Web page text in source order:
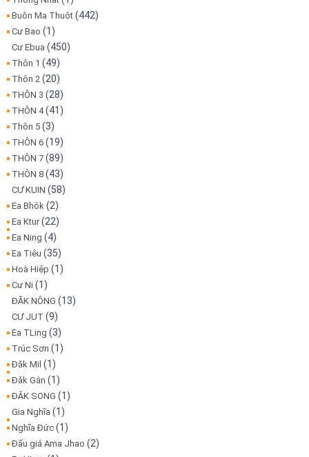
Buôn Ma Thuột (442)
Cư Bao (1)
Cư Ebua (450)
Thôn 1 (49)
Thôn 2 (20)
THÔN 3 (28)
THÔN 4(41)
Thôn 5 (3)
THÔN 6 (19)
THÔN 7 (89)
THÔN 8 (43)
CƯ KUIN (58)
Ea Bhôk (2)
Ea Ktur(22)
Ea Ning (4)
Ea Tiêu (35)
Hoà Hiệp (1)
Cư Ni (1)
ĐĂK NÔNG (13)
CƯ JUT (9)
Ea TLing (3)
Trúc Sơn (1)
Đăk Mil (1)
Đăk Gằn (1)
ĐĂK SONG (1)
Gia Nghĩa (1)
Nghĩa Đức (1)
Đấu giá Ama Jhao (2)